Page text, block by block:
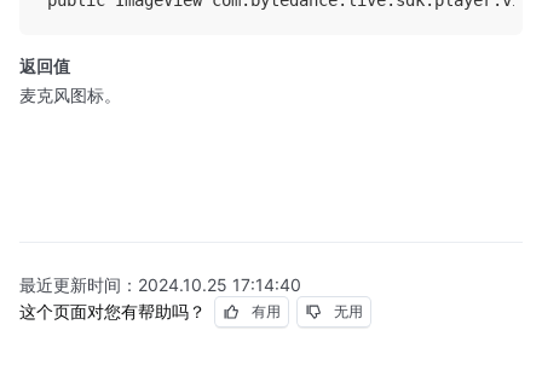
返回值
麦克风图标。
最近更新时间： 2024.10.25 17:14:40
这个页面对您有帮助吗？
有用 无用